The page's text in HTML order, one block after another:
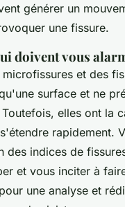
générer un
une fissure.
doivent vous
et des
surface et ne
elles ont la
rapidement.
des indices de
et vous inciter à
une analyse et